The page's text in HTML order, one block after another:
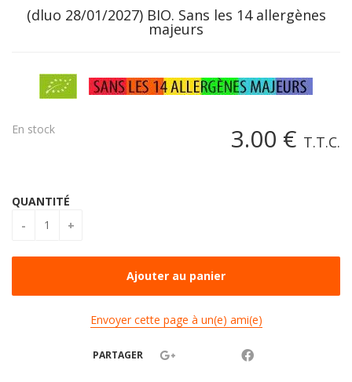
(dluo 28/01/2027) BIO. Sans les 14 allergènes
majeurs
3.00 € T.T.C.
En stock
QUANTITÉ
Envoyer cette page à un(e) ami(e)
PARTAGER